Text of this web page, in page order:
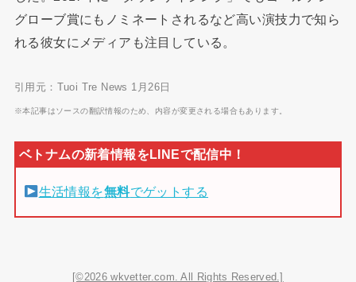
グローブ賞にもノミネートされるなど高い演技力で知ら
れる彼女にメディアも注目している。
引用元：Tuoi Tre News 1月26日
※本記事はソースの翻訳情報のため、内容が変更される場合もあります。
生活情報を無料でゲットする
[©2026 wkvetter.com. All Rights Reserved.]